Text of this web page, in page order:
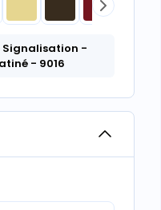
Signalisation -
- 9016